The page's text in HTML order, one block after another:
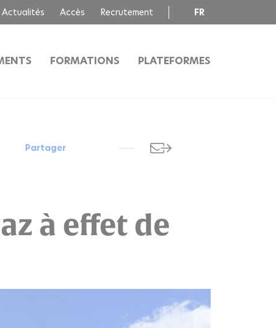
Actualités Accès Recrutement FR
FORMATIONS PLATEFORMES
Partager
à effet de